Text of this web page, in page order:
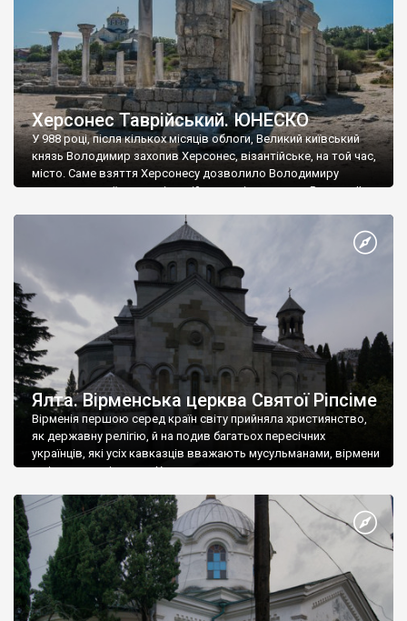
Херсонес Таврійський. ЮНЕСКО
У 988 році, після кількох місяців облоги, Великий київський
князь Володимир захопив Херсонес, візантійське, на той час,
місто. Саме взяття Херсонесу дозволило Володимиру
диктувати свої умови візантійському імператору Василю ІІ, та
Херсонесі Володимир-язичник, став Василем-християнином.
А потім було Хрещення Русі. На честь Херсонесу Таврійського
Ялта. Вірменська церква Святої Ріпсіме
Вірменія першою серед країн світу прийняла християнство,
як державну релігію, й на подив багатьох пересічних
українців, які усіх кавказців вважають мусульманами, вірмени
є відданими вірянами Христа